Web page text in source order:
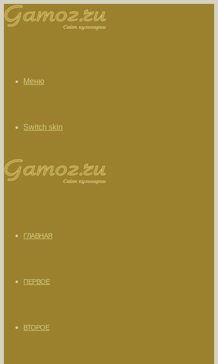
Меню
Switch skin
ГЛАВНАЯ
ПЕРВОЕ
ВТОРОЕ